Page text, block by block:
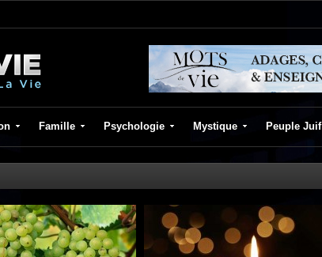
Famille Psychologie Mystique Peuple Juif